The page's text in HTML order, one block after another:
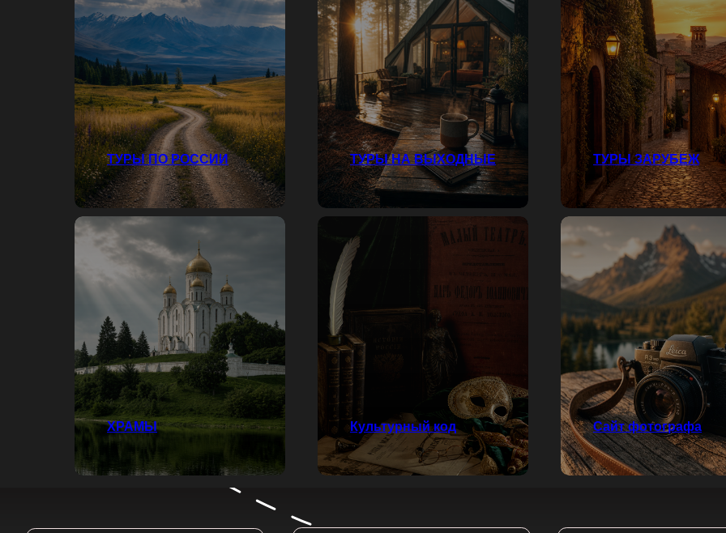
ТУРЫ ПО РОССИИ ТУРЫ НА ВЫХОДНЫЕ ТУРЫ ЗАРУБЕЖ
ХРАМЫ Культурный код Сайт фотографа
Ночуем в глэмпингах и пробуем
Никаких толп и автобусов. Только
Погружение в контекст